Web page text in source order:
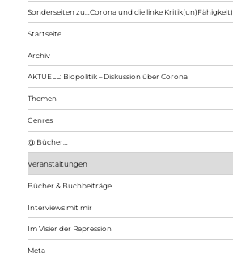
Sonderseiten zu…Corona und die linke Kritik(un)Fähigkeit).
Startseite
Archiv
AKTUELL: Biopolitik – Diskussion über Corona
Themen
Genres
@ Bücher…
Veranstaltungen
Bücher & Buchbeiträge
Interviews mit mir
Im Visier der Repression
Meta